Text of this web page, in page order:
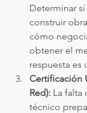
Determinar
construir
cómo
obtener el
respuesta es
Certificación
Red): La falta
técnico